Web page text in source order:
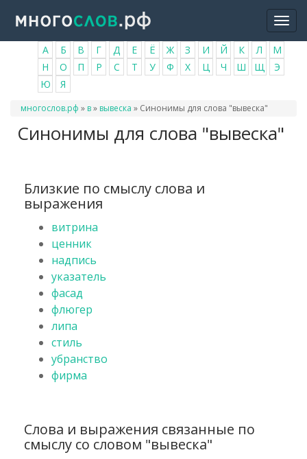
основному
содержанию
А Б В Г Д Е Ё Ж З И Й К Л
М
Н
О П Р С Т У Ф Х Ц Ч Ш Щ
Э
Ю
Я
Вы
многослов.рф » в» вывеска » Синонимы для слова "вывеска"
Синонимы для слова "вывеска"
Близкие по смыслу слова и
выражения
витрина
ценник
надпись
указатель
фасад
флюгер
липа
стиль
убранство
фирма
Слова и выражения связанные по
смыслу со словом "вывеска"